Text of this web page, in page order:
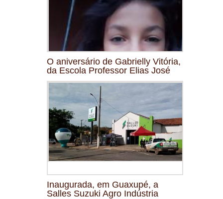
O aniversário de Gabrielly Vitória,
da Escola Professor Elias José
Inaugurada, em Guaxupé, a
Salles Suzuki Agro Indústria